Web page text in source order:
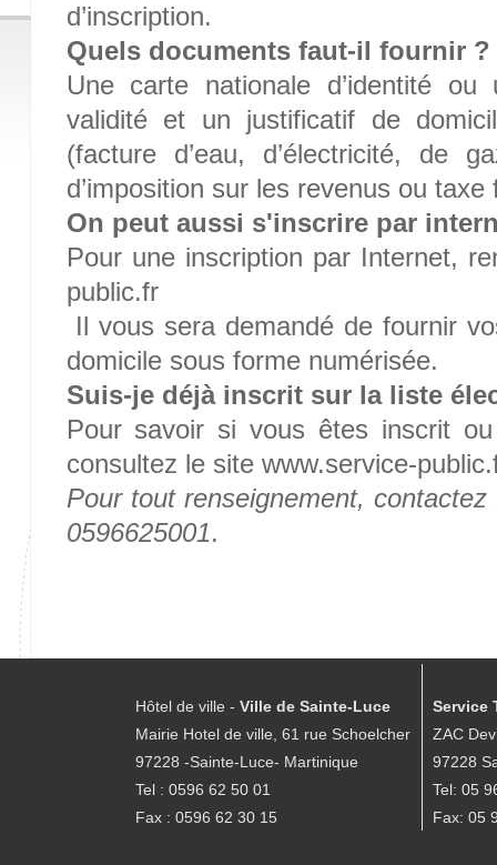
d’inscription.
Quels documents faut-il fournir ?
Une carte nationale d’identité
validité et un justificatif de
(facture d’eau, d’électricité, de
d’imposition sur les revenus ou taxe
On peut aussi s'inscrire par
Pour une inscription par Internet,
public.fr
Il vous sera demandé de fournir
domicile sous forme numérisée.
Suis-je déjà inscrit sur la liste
Pour savoir si vous êtes inscrit
consultez le site www.service-
Pour tout renseignement,
0596625001.
Hôtel de ville - Ville de Sainte-Luce
Mairie Hotel de ville, 61 rue Schoelcher
97228 -Sainte-Luce- Martinique
Tel : 0596 62 50 01
Fax : 0596 62 30 15
Service
ZAC
97228
Tel: 05
Fax: 05